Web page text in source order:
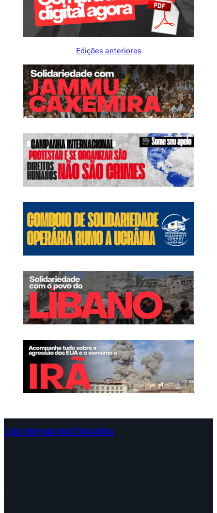
Edições anteriores
Liga Internacional Socialista